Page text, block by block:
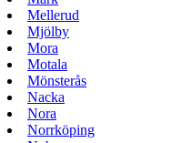
Mellerud
Mjölby
Mora
Motala
Mönsterås
Nacka
Nora
Norrköping